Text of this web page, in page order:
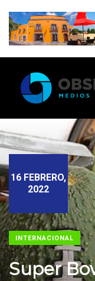
16 FEBRERO,
2022
INTERNACIONAL
Super